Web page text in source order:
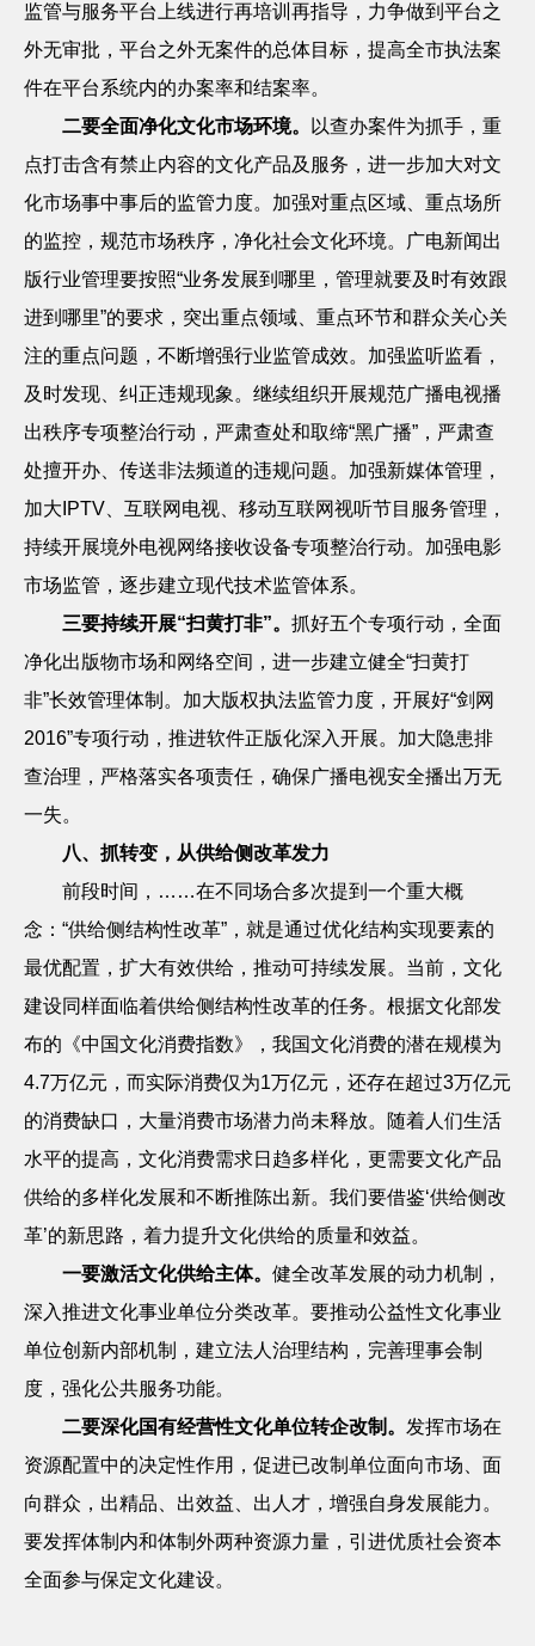
监管与服务平台上线进行再培训再指导，力争做到平台之
外无审批，平台之外无案件的总体目标，提高全市执法案
件在平台系统内的办案率和结案率。
二要全面净化文化市场环境。
以查办案件为抓手，重
点打击含有禁止内容的文化产品及服务，进一步加大对文
化市场事中事后的监管力度。加强对重点区域、重点场所
的监控，规范市场秩序，净化社会文化环境。广电新闻出
版行业管理要按照“业务发展到哪里，管理就要及时有效跟
进到哪里”的要求，突出重点领域、重点环节和群众关心关
注的重点问题，不断增强行业监管成效。加强监听监看，
及时发现、纠正违规现象。继续组织开展规范广播电视播
出秩序专项整治行动，严肃查处和取缔“黑广播”，严肃查
处擅开办、传送非法频道的违规问题。加强新媒体管理，
加大 IPTV 、互联网电视、移动互联网视听节目服务管理，
持续开展境外电视网络接收设备专项整治行动。加强电影
市场监管，逐步建立现代技术监管体系。
三要持续开展“扫黄打非”。 抓好五个专项行动，全面
净化出版物市场和网络空间，进一步建立健全“扫黄打
非”长效管理体制。加大版权执法监管力度，开展好“剑网
2016”专项行动，推进软件正版化深入开展。加大隐患排
查治理，严格落实各项责任，确保广播电视安全播出万无
一失。
八、抓转变，从供给侧改革发力
前段时间，……在不同场合多次提到一个重大概
念： “供给侧结构性改革”，就是通过优化结构实现要素的
最优配置，扩大有效供给，推动可持续发展。当前，文化
建设同样面临着供给侧结构性改革的任务。根据文化部发
布的《中国文化消费指数》，我国文化消费的潜在规模为
4.7万亿元，而实际消费仅为1万亿元，还存在超过3万亿元
的消费缺口，大量消费市场潜力尚未释放。随着人们生活
水平的提高，文化消费需求日趋多样化，更需要文化产品
供给的多样化发展和不断推陈出新。我们要借鉴‘供给侧改
革’的新思路，着力提升文化供给的质量和效益。
一要激活文化供给主体。 健全改革发展的动力机制，
深入推进文化事业单位分类改革。要推动公益性文化事业
单位创新内部机制，建立法人治理结构，完善理事会制
度，强化公共服务功能。
二要深化国有经营性文化单位转企改制。 发挥市场在
资源配置中的决定性作用，促进已改制单位面向市场、面
向群众，出精品、出效益、出人才，增强自身发展能力。
要发挥体制内和体制外两种资源力量，引进优质社会资本
全面参与保定文化建设。